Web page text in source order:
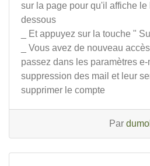
sur la page pour qu'il affiche
dessous
_ Et appuyez sur la touche "
_ Vous avez de nouveau
passez dans les paramètres
suppression des mail et leur
supprimer le compte
Par